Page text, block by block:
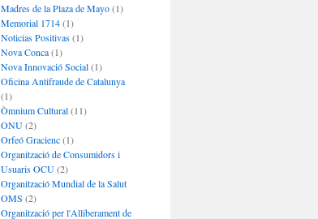
Madres de la Plaza de Mayo(1)
Memorial 1714(1)
Noticias Positivas(1)
Nova Conca(1)
Nova Innovació Social(1)
Oficina Antifraude de Catalunya
(1)
Òmnium Cultural(11)
ONU(2)
Orfeó Gracienc(1)
Organització de Consumidors i
Usuaris OCU(2)
Organització Mundial de la Salut
OMS (2)
Organització per l'Alliberament de